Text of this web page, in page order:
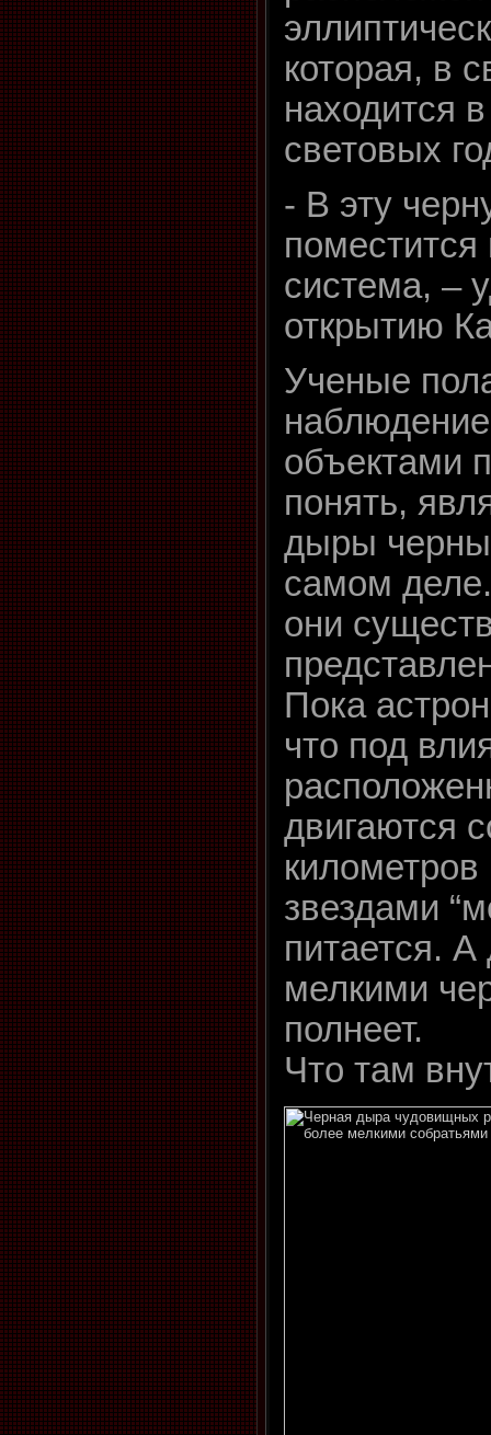
которая, в
находится
световых
- В эту
система, –
открытию
Ученые
объектами
понять,
дыры
самом
они
Пока
что под
двигаются
километров
звездами
питается.
мелкими
полнеет.
Что там